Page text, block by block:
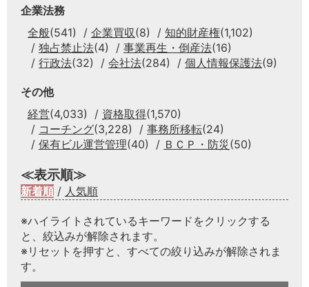
企業法務
全般(541) 企業買収(8) 知的財産権(1,102)
独占禁止法(4) 事業再生・倒産法(16)
行政法(32) 会社法(284) 個人情報保護法(9)
その他
経営(4,033) 資格取得(1,570)
コーチング(3,228) 事務所移転(24)
保有ビル運営管理(40) ＢＣＰ・防災 (50)
≪表示順≫
新着順 / 人気順
※ハイライトされているキーワードをクリックする
と、絞込みが解除されます。
※リセットを押すと、すべての絞り込みが解除されま
す。